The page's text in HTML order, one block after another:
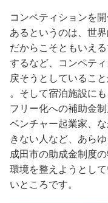
コンペティションを
あるというのは、世
だからこそともいえ
するなど、コンペテ
戻そうとしていること
。そして宿泊施設に
フリー化への補助金
ベンチャー起業家、
きない人など、あら
成田市の助成金制度
環境を整えようとし
いところです。